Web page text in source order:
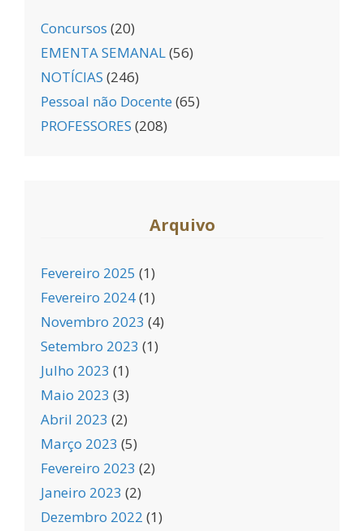
Concursos (20)
EMENTA SEMANAL(56)
NOTÍCIAS (246)
Pessoal não Docente (65)
PROFESSORES (208)
Arquivo
Fevereiro 2025 (1)
Fevereiro 2024(1)
Novembro 2023 (4)
Setembro 2023 (1)
Julho 2023 (1)
Maio 2023 (3)
Abril 2023 (2)
Março 2023 (5)
Fevereiro 2023 (2)
Janeiro 2023 (2)
Dezembro 2022 (1)